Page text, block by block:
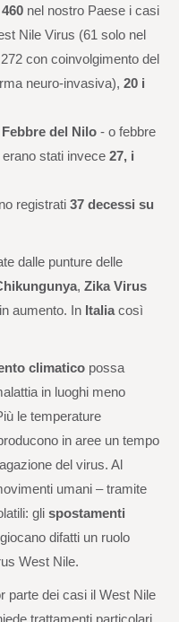
460 nel nostro Paese i casi
Nile Virus (61 solo nel
con coinvolgimento del
neuro-invasiva),20 i
Febbre del Nilo - o febbre
erano stati invece27, i
registrati37 decessi su
dalle punture delle
,Zika Virus
aumento. In Italiacosì
climatico possa
in luoghi meno
le temperature
in aree un tempo
del virus. Al
umani – tramite
glispostamenti
giocano difatti un ruolo
West Nile.
parte dei casi il West Nile
trattamenti particolari.